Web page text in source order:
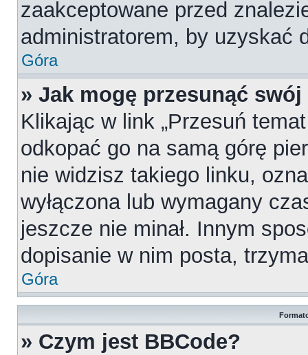
zaakceptowane przed
administratorem, by uzyskać
Góra
» Jak mogę przesunąć
Klikając w link „Przesuń
odkopać go na samą górę
nie widzisz takiego linku,
wyłączona lub wymagany
jeszcze nie minał. Innym
dopisanie w nim posta,
Góra
» Czym jest BBCode?